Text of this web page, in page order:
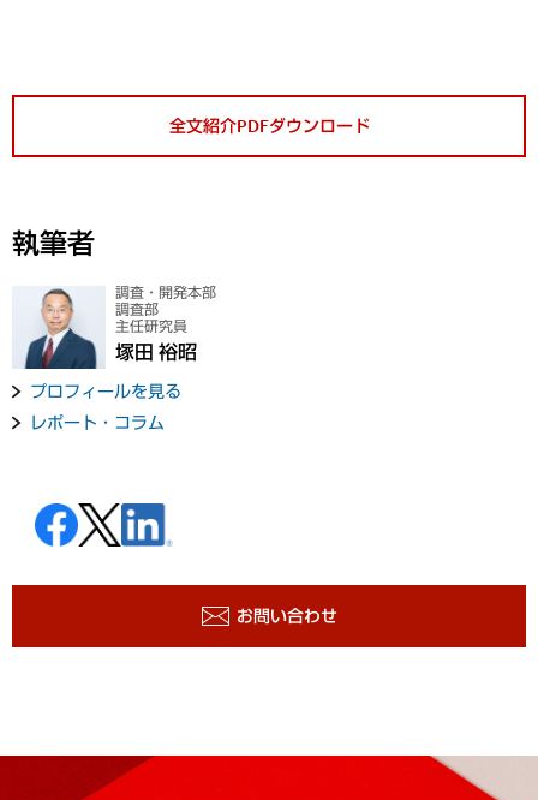
全文紹介PDFダウンロード
執筆者
調査・開発本部
調査部
主任研究員
塚田 裕昭
プロフィールを見る
レポート・コラム
お問い合わせ